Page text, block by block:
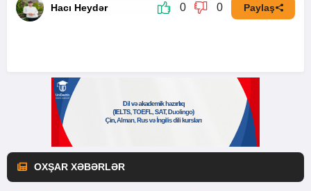
Hacı Heydər 0 0 Paylaş
OXŞAR XƏBƏRLƏR